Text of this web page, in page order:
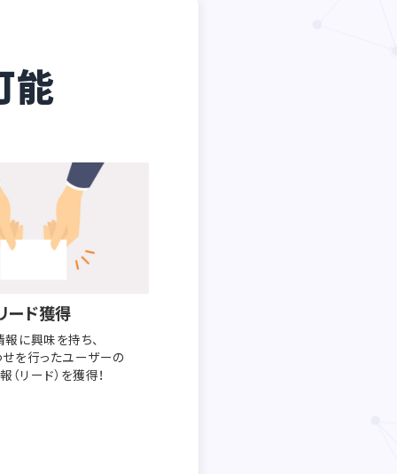
能
ード獲得
に興味を持ち、
を行ったユーザーの
（リード）を獲得！